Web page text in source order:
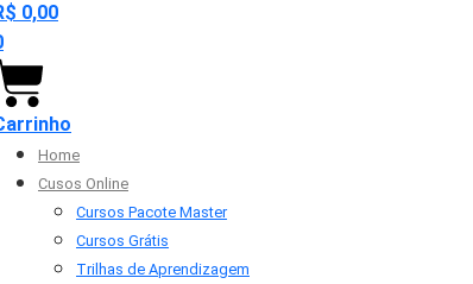
0,00
Home
Cusos Online
Cursos Pacote Master
Cursos Grátis
Trilhas de Aprendizagem